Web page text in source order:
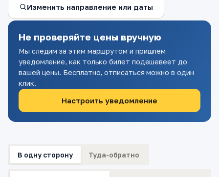
Изменить направление или даты
Не проверяйте цены вручную
Мы следим за этим маршрутом и пришлём
уведомление, как только билет подешевеет до
вашей цены. Бесплатно, отписаться можно в один
клик.
Настроить уведомление
В одну сторону Туда-обратно